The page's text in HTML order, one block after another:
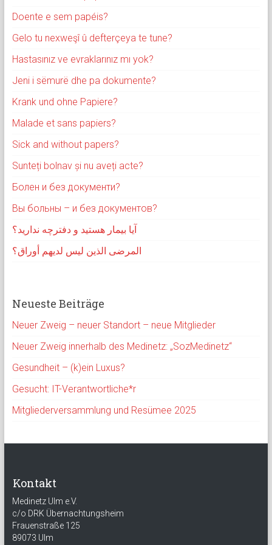
Doente e sem papéis?
Gelo tu nexweşî û defterçeya te tune?
Hastasınız ve evraklarınız mı yok?
Jeni i sëmurë dhe pa dokumente?
Krank und ohne Papiere?
Malade et sans papiers?
Sick and without papers?
Sunteți bolnav și nu aveți acte?
Болен и без документи?
Вы больны – и без документов?
آیا بیمار هستید و دفترچه ندارید؟
المرضى الذين ليس لديهم أوراق؟
Neueste Beiträge
Neuer Zweig – neuer Standort – neue Mitglieder
Neuer Zweig innerhalb des Medinetz: „SozMedinetz“
Gesundheit – (k)ein Luxus?
Gesucht: IT-Verantwortliche*r
Mitgliederversammlung und Resümee 2025
Kontakt
Medinetz Ulm e.V.
c/o DRK Übernachtungsheim
Frauenstraße 125
89073 Ulm